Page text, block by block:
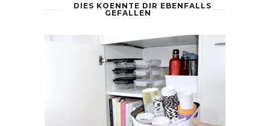
DIES KOENNTE DIR EBENFALLS
GEFALLEN